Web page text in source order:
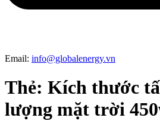
Email: info@globalenergy.vn
Thẻ: Kích thước
lượng mặt trời